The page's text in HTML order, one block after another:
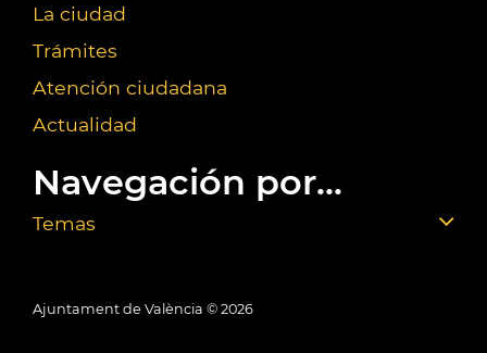
La ciudad
Trámites
Atención ciudadana
Actualidad
Navegación por...
Temas
Ajuntament de València © 2026